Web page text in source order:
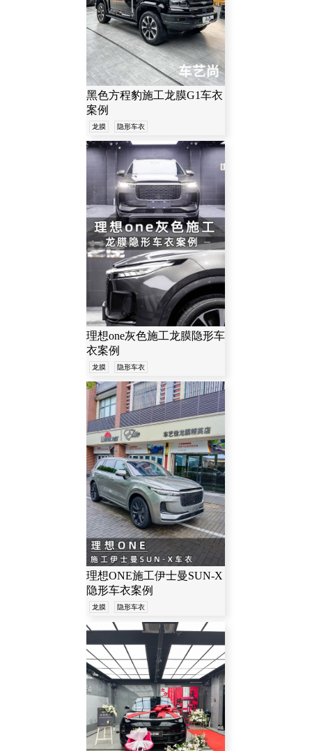
黑色方程豹施工龙膜G1车衣
案例
龙膜 隐形车衣
理想one灰色施工龙膜隐形车
衣案例
龙膜 隐形车衣
理想ONE施工伊士曼SUN-X
隐形车衣案例
龙膜 隐形车衣